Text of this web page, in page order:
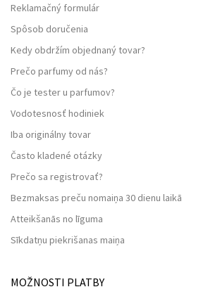
Reklamačný formulár
Spôsob doručenia
Kedy obdržím objednaný tovar?
Prečo parfumy od nás?
Čo je tester u parfumov?
Vodotesnosť hodiniek
Iba originálny tovar
Často kladené otázky
Prečo sa registrovať?
Bezmaksas preču nomaiņa 30 dienu laikā
Atteikšanās no līguma
Sīkdatņu piekrišanas maiņa
MOŽNOSTI PLATBY